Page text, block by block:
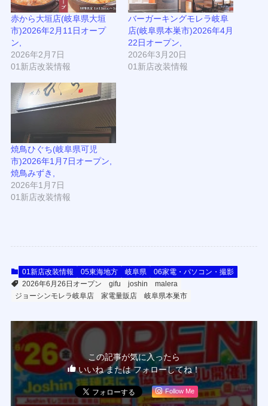
赤から大垣店(岐阜県大垣
市)2026年2月11日オープ
ン,
2026年2月7日
01新店改装情報
バーガーキングモレラ岐阜
店(岐阜県本巣市)2026年4月
22日オープン,
2026年3月20日
01新店改装情報
焼鳥ひぐち(岐阜県可児
市)2026年1月7日オープン,
焼鳥みずき,
2026年1月7日
01新店改装情報
01新店改装情報 05東海地方 岐阜県
06家電・パソコン・撮影
2026年6月26日オープン
gifu joshin
malera
ジョーシンモレラ岐阜店
家電量販店 岐阜県本巣市
この記事が気に入ったら
いいね または フォローしてね！
Follow Me